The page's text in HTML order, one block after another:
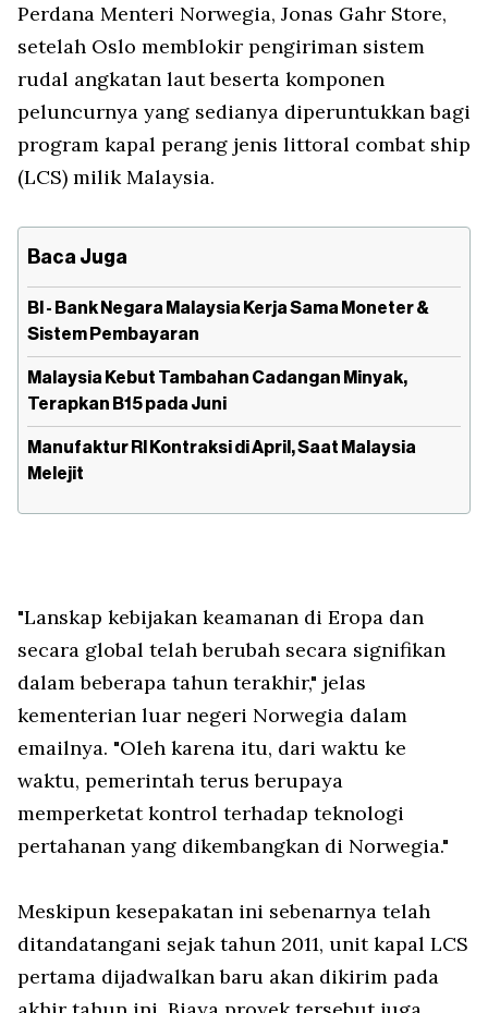
Perdana Menteri Norwegia, Jonas Gahr Store,
setelah Oslo memblokir pengiriman sistem
rudal angkatan laut beserta komponen
peluncurnya yang sedianya diperuntukkan bagi
program kapal perang jenis littoral combat ship
(LCS) milik Malaysia.
Baca Juga
BI - Bank Negara Malaysia Kerja Sama Moneter &
Sistem Pembayaran
Malaysia Kebut Tambahan Cadangan Minyak,
Terapkan B15 pada Juni
Manufaktur RI Kontraksi di April, Saat Malaysia
Melejit
"Lanskap kebijakan keamanan di Eropa dan
secara global telah berubah secara signifikan
dalam beberapa tahun terakhir," jelas
kementerian luar negeri Norwegia dalam
emailnya. "Oleh karena itu, dari waktu ke
waktu, pemerintah terus berupaya
memperketat kontrol terhadap teknologi
pertahanan yang dikembangkan di Norwegia."
Meskipun kesepakatan ini sebenarnya telah
ditandatangani sejak tahun 2011, unit kapal LCS
pertama dijadwalkan baru akan dikirim pada